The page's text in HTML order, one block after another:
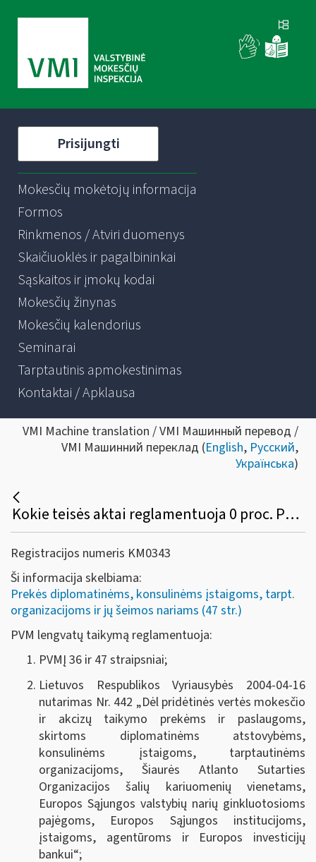
Prisijungti
Mokesčių mokėtojų informacija
Formos
Rinkmenos / Atviri duomenys
Skaičiuoklės ir pagalbininkai
Sąskaitos ir įmokų kodai
Mokesčių žinynas
Mokesčių kalendorius
Seminarai
Tarptautinis apmokestinimas
Kontaktai / Apklausa
VMI Machine translation / VMI Машинный перевод /
VMI Машинний переклад (English, Русский,
Українська)
Kokie teisės aktai reglamentuoja 0 proc. PVM tarifo taikymą diplomatinėms atstovybėms, konsulinėms įstaigoms ir tarptautinėms organizacijoms ar jų atstovybėms, taip pat šių atstovybių ir įstaigų nariams ir jų šeimų nariams?
Registracijos numeris KM0343
Ši informacija skelbiama:
Prekės diplomatinėms, konsulinėms įstaigoms, tarpt.
organizacijoms ir jų šeimos nariams (47 str.)
PVM lengvatų taikymą reglamentuoja:
PVMĮ 36 ir 47 straipsniai;
Lietuvos Respublikos Vyriausybės 2004-04-16
nutarimas Nr. 442 „Dėl pridėtinės vertės mokesčio
ir akcizų taikymo prekėms ir paslaugoms,
skirtoms diplomatinėms atstovybėms,
konsulinėms įstaigoms, tarptautinėms
organizacijoms, Šiaurės Atlanto Sutarties
Organizacijos šalių kariuomenių vienetams,
Europos Sąjungos valstybių narių ginkluotosioms
pajėgoms, Europos Sąjungos institucijoms,
įstaigoms, agentūroms ir Europos investicijų
bankui“;